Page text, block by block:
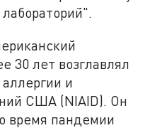
30 лет возглавлял
и
США (NIAID). Он
время пандемии